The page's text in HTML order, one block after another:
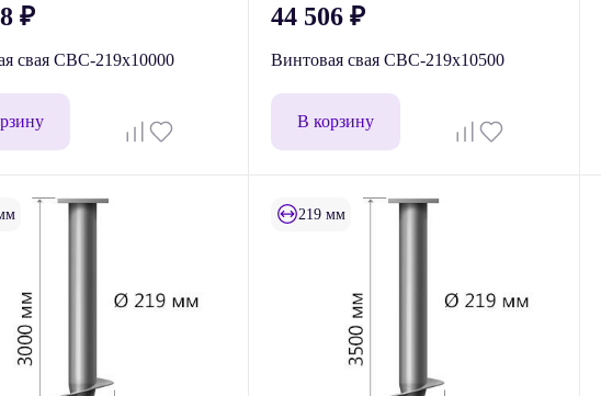
₽
свая СВС-219x10000
44 506₽
Винтовая свая СВС-219x10500
В корзину
219 мм